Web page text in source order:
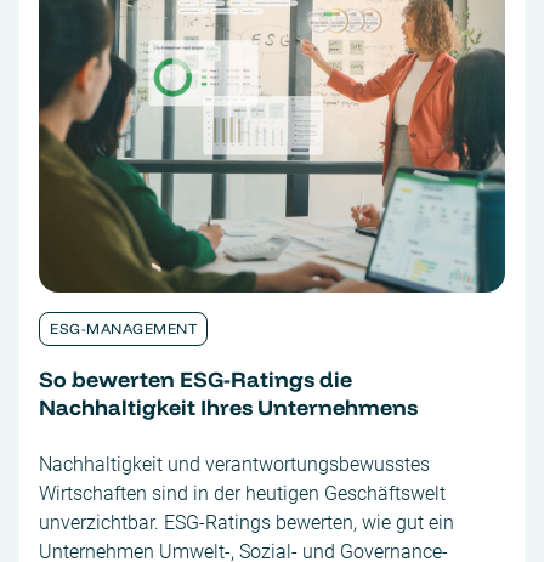
ESG-MANAGEMENT
So bewerten ESG-Ratings die
Nachhaltigkeit Ihres Unternehmens
Nachhaltigkeit und verantwortungsbewusstes
Wirtschaften sind in der heutigen Geschäftswelt
unverzichtbar. ESG-Ratings bewerten, wie gut ein
Unternehmen Umwelt-, Sozial- und Governance-